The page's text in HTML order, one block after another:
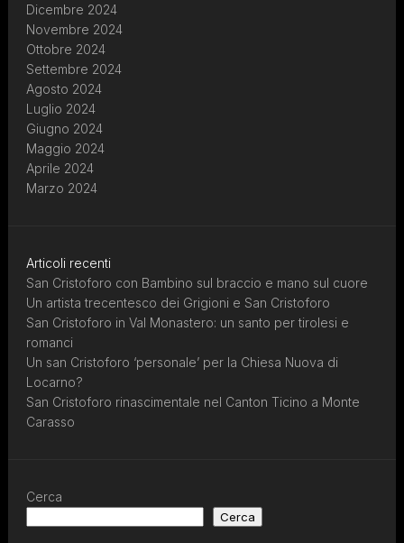
Dicembre 2024
Novembre 2024
Ottobre 2024
Settembre 2024
Agosto 2024
Luglio 2024
Giugno 2024
Maggio 2024
Aprile 2024
Marzo 2024
Articoli recenti
San Cristoforo con Bambino sul braccio e mano sul cuore
Un artista trecentesco dei Grigioni e San Cristoforo
San Cristoforo in Val Monastero: un santo per tirolesi e
romanci
Un san Cristoforo ‘personale’ per la Chiesa Nuova di
Locarno?
San Cristoforo rinascimentale nel Canton Ticino a Monte
Carasso
Cerca
Cerca